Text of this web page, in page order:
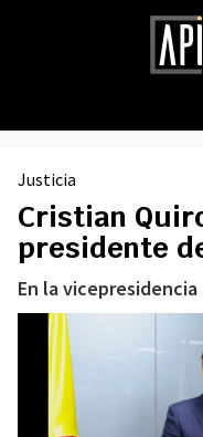
Justicia
Cristian
presidente
En la